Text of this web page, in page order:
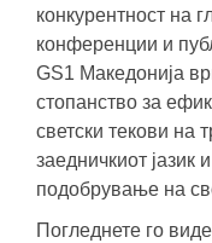
конкурентност на
конференции и
GS1 Македонија
стопанство за
светски текови на
заедничкиот јазик
подобрување на
Погледнете го